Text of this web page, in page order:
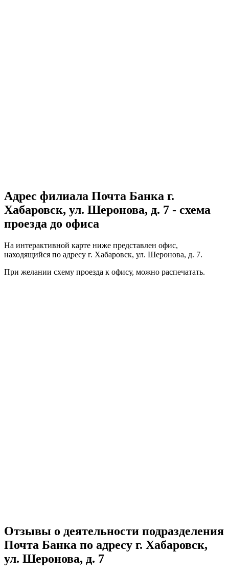
Адрес филиала Почта Банка г.
Хабаровск, ул. Шеронова, д. 7 - схема
проезда до офиса
На интерактивной карте ниже представлен офис,
находящийся по адресу г. Хабаровск, ул. Шеронова, д. 7.
При желании схему проезда к офису, можно распечатать.
Отзывы о деятельности подразделения
Почта Банка по адресу г. Хабаровск,
ул. Шеронова, д. 7